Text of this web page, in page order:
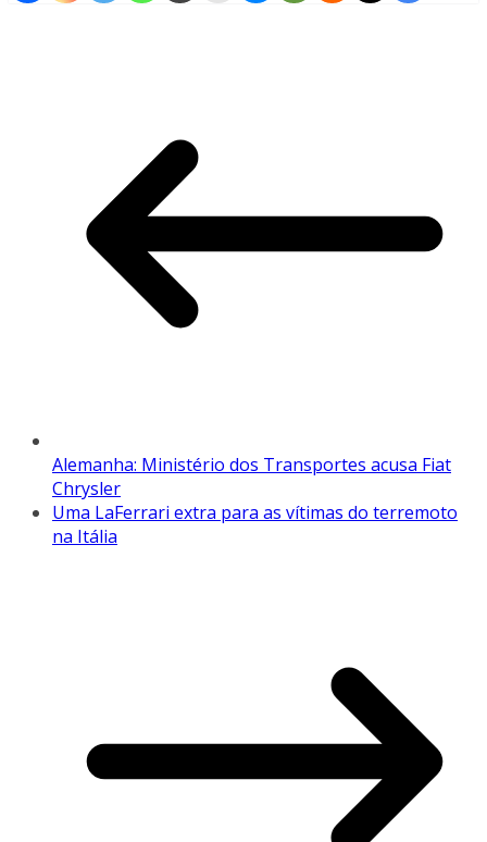
Alemanha: Ministério dos Transportes acusa Fiat
Chrysler
Uma LaFerrari extra para as vítimas do terremoto
na Itália